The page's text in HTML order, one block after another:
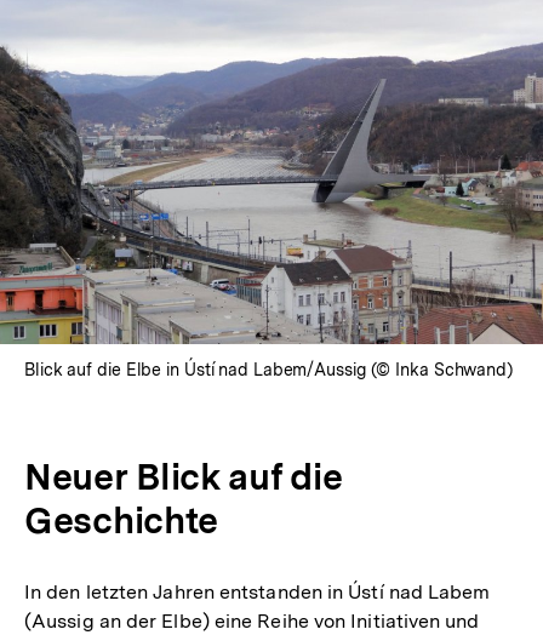
Blick auf die Elbe in Ústí nad Labem/Aussig (© Inka Schwand)
Neuer Blick auf die
Geschichte
In den letzten Jahren entstanden in Ústí nad Labem
(Aussig an der Elbe) eine Reihe von Initiativen und